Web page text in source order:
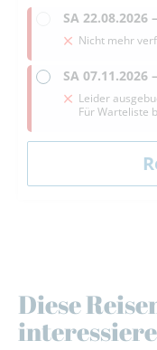
SA 22.08.2026 –
Nicht mehr
SA 07.11.2026 –
Leider
Für Warteliste
Diese